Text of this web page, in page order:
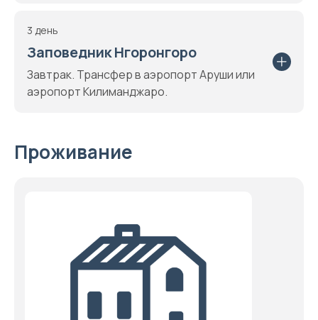
3 день
Заповедник Нгоронгоро
Завтрак. Трансфер в аэропорт Аруши или
аэропорт Килиманджаро.
Проживание